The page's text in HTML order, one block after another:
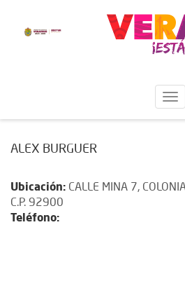
ALEX BURGUER
Ubicación: CALLE MINA 7,
C.P. 92900
Teléfono: